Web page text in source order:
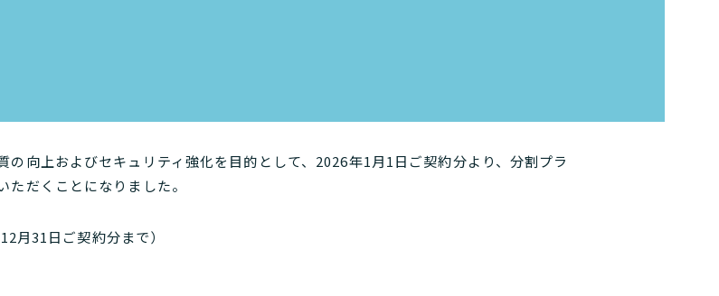
の向上およびセキュリティ強化を目的として、2026年1月1日ご契約分より、分割プラ
ただくことになりました。
月31日ご契約分まで）